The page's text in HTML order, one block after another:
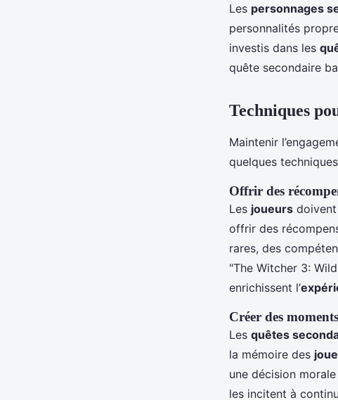
Les personnages
personnalités
investis dans les
quête secondaire
Techniques
Maintenir
quelques
Offrir des
Les joueurs
offrir des
rares, des
"The Witcher 3:
enrichissent l’
Créer des
Les quêtes
la mémoire des
une décision
les incitent à